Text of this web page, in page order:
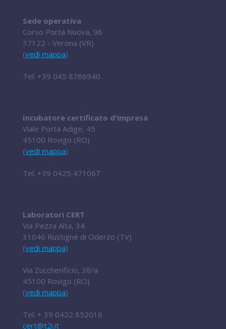
Sede operativa
Corso Porta Nuova, 96
37122 - Verona (VR)
(vedi mappa)
Tel. +39 045 8766940
Incubatore certificato d'impresa
Viale Porta Adige, 45
45100 Rovigo (RO)
(vedi mappa)
Tel. +39 0425 471067
Laboratori CERT
Via Pezza Alta, 34
31046 Rustignè di Oderzo (TV)
(vedi mappa)
Via Zuccherificio, 38/a
45100 Rovigo (RO)
(vedi mappa)
Tel. + 39 0422 852016
cert@t2i.it